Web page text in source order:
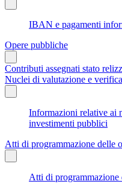
IBAN e pagamenti
Opere pubbliche
Contributi assegnati stato
Nuclei di valutazione e
Informazioni relative ai
investimenti pubblici
Atti di programmazione delle
Atti di programmazione